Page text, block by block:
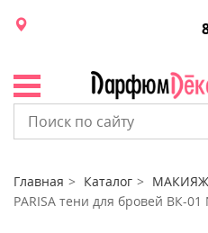
Главная Каталог МАКИЯЖ
PARISA тени для бровей ВК-